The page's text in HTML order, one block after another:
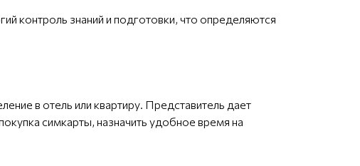
контроль знаний и подготовки, что определяются
в отель или квартиру. Представитель дает
симкарты, назначить удобное время на